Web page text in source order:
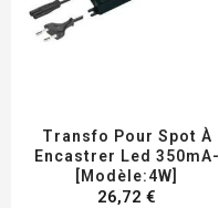
Transfo Pour Spot À
Encastrer Led 350mA-
[Modèle:4W]
26,72 €